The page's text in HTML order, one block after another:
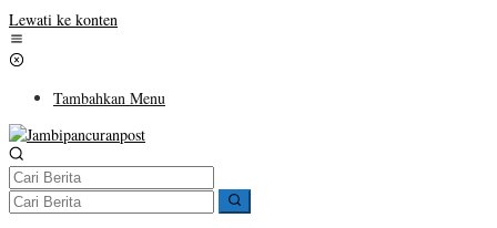
Lewati ke konten
Tambahkan Menu